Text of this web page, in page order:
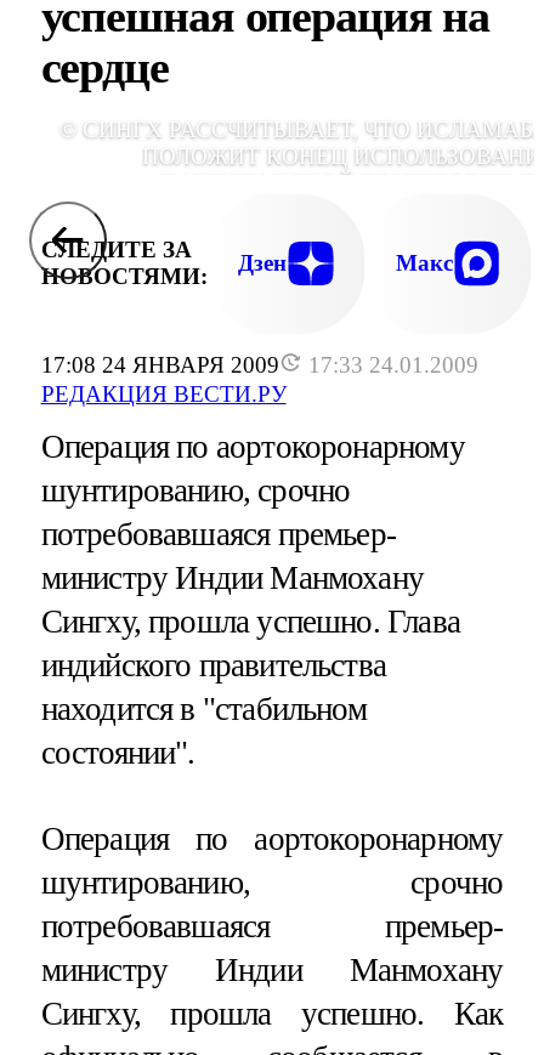
17:08 24 ЯНВАРЯ 2009
17:33 24.01.2009
РЕДАКЦИЯ ВЕСТИ.РУ
успешная операция на
сердце
© СИНГХ РАССЧИТЫВАЕТ, ЧТО
ПОЛОЖИТ КОНЕЦ
ПАКИСТАНСКОЙ ТЕРРИТОРИИ
СЛЕДИТЕ ЗА
НОВОСТЯМИ:
Дзен Макс
Операция по аортокоронарному
шунтированию, срочно
потребовавшаяся премьер-
министру Индии Манмохану
Сингху, прошла успешно. Глава
индийского правительства
находится в "стабильном
состоянии".
Операция по аортокоронарному
шунтированию, срочно
потребовавшаяся премьер-
министру Индии Манмохану
Сингху, прошла успешно. Как